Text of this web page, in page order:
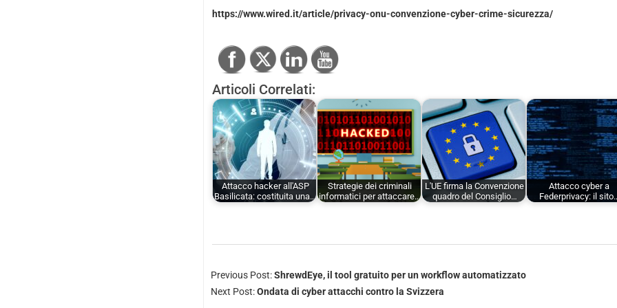
https://www.wired.it/article/privacy-onu-convenzione-cyber-crime-sicurezza/
Articoli Correlati:
Attacco hacker all'ASP
Basilicata: costituita una…
Strategie dei criminali
informatici per attaccare…
L'UE firma la Convenzione
quadro del Consiglio…
Attacco cyber a
Federprivacy: il
Previous Post:ShrewdEye, il tool gratuito per un workflow automatizzato
Next Post:Ondata di cyber attacchi contro la Svizzera